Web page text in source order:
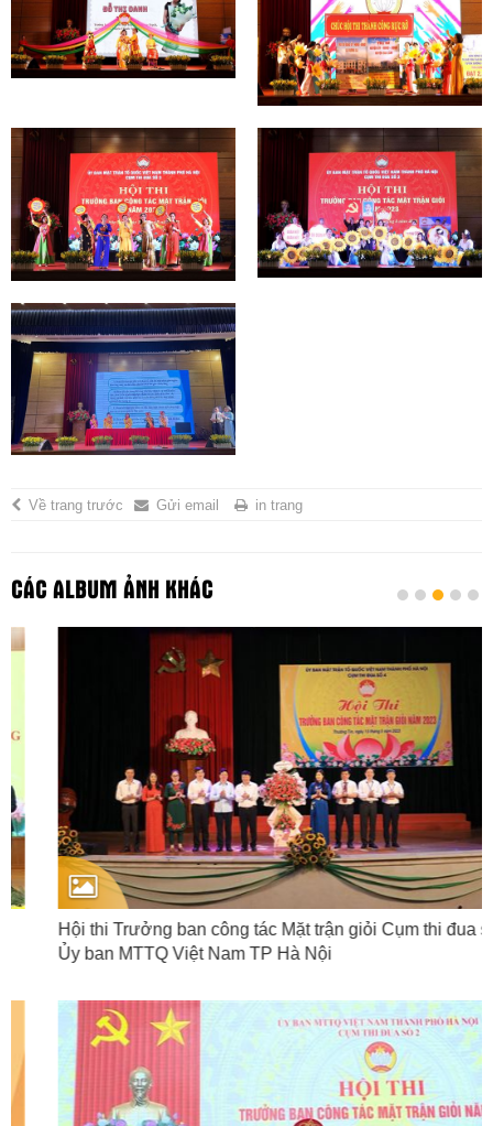
Về trang trước Gửi email in trang
CÁC ALBUM ẢNH KHÁC
Hội thi Trưởng ban công tác Mặt trận giỏi Cụm thi đua số 4
Ủy ban MTTQ Việt Nam TP Hà Nội